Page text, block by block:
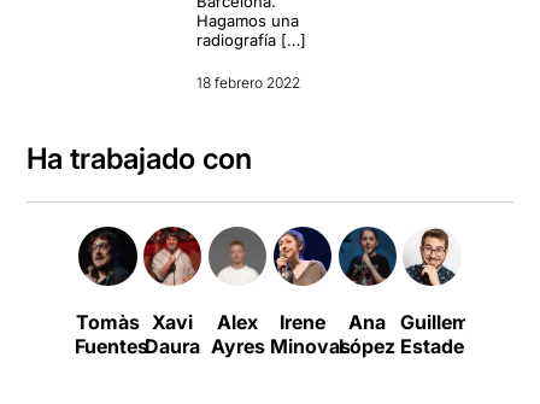
Hagamos una
radiografía […]
18 febrero 2022
Ha trabajado con
Tomàs
Fuentes
Xavi
Daura
Alex
Ayres
Irene
Minovas
Ana
López
Guillem
Estadella